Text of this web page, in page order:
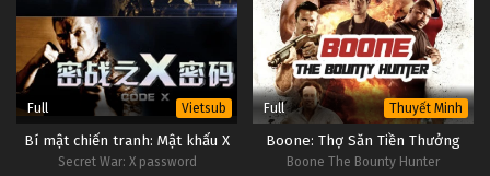
Full Vietsub
Bí mật chiến tranh: Mật khẩu X
Secret War: X password
Full Thuyết Minh
Boone: Thợ Săn Tiền Thưởng
Boone The Bounty Hunter